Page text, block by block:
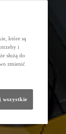
które są
i
służą do
zmienić
wszystkie